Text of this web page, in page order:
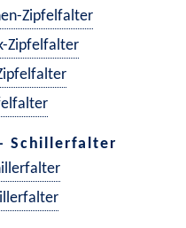
Zipfelfalter
Zipfelfalter
Schillerfalter